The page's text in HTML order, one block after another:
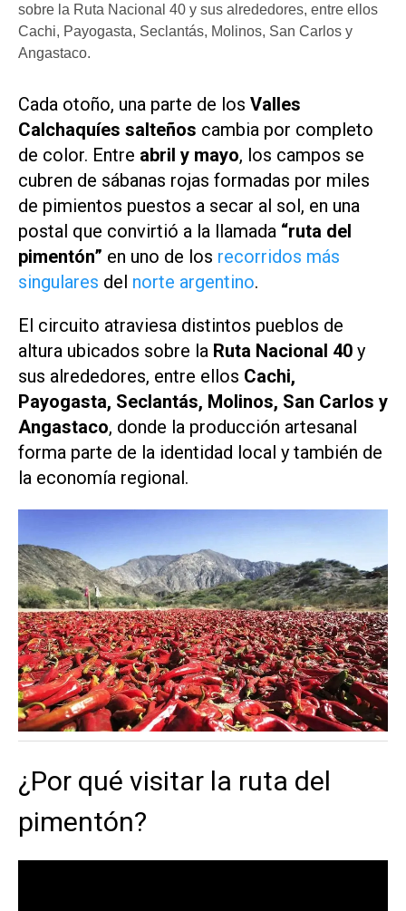
sobre la Ruta Nacional 40 y sus alrededores, entre ellos
Cachi, Payogasta, Seclantás, Molinos, San Carlos y
Angastaco.
Cada otoño, una parte de los Valles
Calchaquíes salteños cambia por completo
de color. Entre abril y mayo, los campos se
cubren de sábanas rojas formadas por miles
de pimientos puestos a secar al sol, en una
postal que convirtió a la llamada “ruta del
pimentón” en uno de los recorridos más
singulares del norte argentino.
El circuito atraviesa distintos pueblos de
altura ubicados sobre la Ruta Nacional 40 y
sus alrededores, entre ellos Cachi,
Payogasta, Seclantás, Molinos, San Carlos y
Angastaco, donde la producción artesanal
forma parte de la identidad local y también de
la economía regional.
¿Por qué visitar la ruta del
pimentón?